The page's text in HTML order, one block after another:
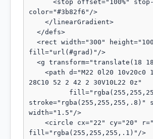
color="#3b82f6"/>
fill="url(#grad)"/>
28C10 52 2 42 2 30V10L22 0z"
stroke="rgba(255,255,255,.8)"
width="1.5"/>
fill="rgba(255,255,255,.1)"/>